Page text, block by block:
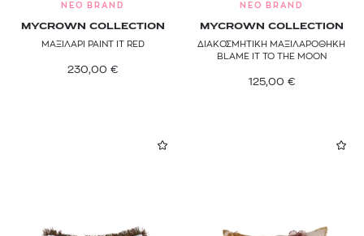
NEO BRAND
MYCROWN COLLECTION
ΜΑΞΙΛΑΡΙ PAINT IT RED
230,00 €
NEO BRAND
MYCROWN COLLECTION
ΔΙΑΚΟΣΜΗΤΙΚΗ ΜΑΞΙΛΑΡΟΘΗΚΗ
BLAME IT TO THE MOON
125,00 €